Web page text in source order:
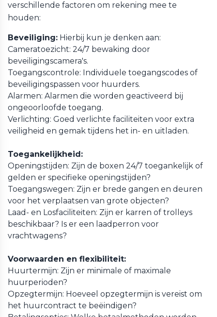
verschillende factoren om rekening mee te
houden:
Beveiliging: Hierbij kun je denken aan:
Cameratoezicht: 24/7 bewaking door
beveiligingscamera's.
Toegangscontrole: Individuele toegangscodes of
beveiligingspassen voor huurders.
Alarmen: Alarmen die worden geactiveerd bij
ongeoorloofde toegang.
Verlichting: Goed verlichte faciliteiten voor extra
veiligheid en gemak tijdens het in- en uitladen.
Toegankelijkheid:
Openingstijden: Zijn de boxen 24/7 toegankelijk of
gelden er specifieke openingstijden?
Toegangswegen: Zijn er brede gangen en deuren
voor het verplaatsen van grote objecten?
Laad- en Losfaciliteiten: Zijn er karren of trolleys
beschikbaar? Is er een laadperron voor
vrachtwagens?
Voorwaarden en flexibiliteit:
Huurtermijn: Zijn er minimale of maximale
huurperioden?
Opzegtermijn: Hoeveel opzegtermijn is vereist om
het huurcontract te beëindigen?